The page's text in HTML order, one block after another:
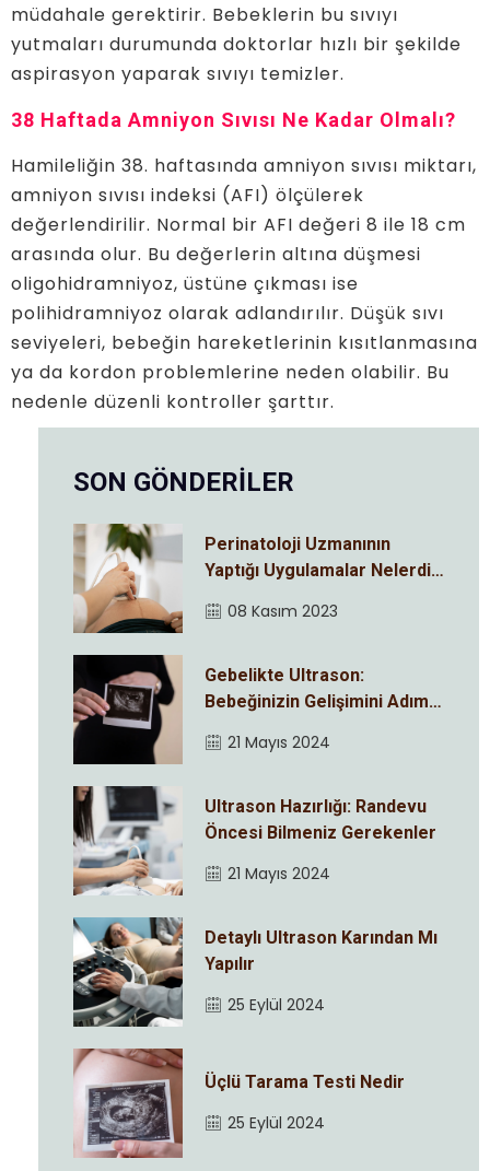
müdahale gerektirir. Bebeklerin bu sıvıyı
yutmaları durumunda doktorlar hızlı bir şekilde
aspirasyon yaparak sıvıyı temizler.
38 Haftada Amniyon Sıvısı Ne Kadar Olmalı?
Hamileliğin 38. haftasında amniyon sıvısı miktarı,
amniyon sıvısı indeksi (AFI) ölçülerek
değerlendirilir. Normal bir AFI değeri 8 ile 18 cm
arasında olur. Bu değerlerin altına düşmesi
oligohidramniyoz, üstüne çıkması ise
polihidramniyoz olarak adlandırılır. Düşük sıvı
seviyeleri, bebeğin hareketlerinin kısıtlanmasına
ya da kordon problemlerine neden olabilir. Bu
nedenle düzenli kontroller şarttır.
SON GÖNDERİLER
Perinatoloji Uzmanının
Yaptığı Uygulamalar Nelerdir
08 Kasım 2023
Gebelikte Ultrason:
Bebeğinizin Gelişimini Adım
21 Mayıs 2024
Ultrason Hazırlığı: Randevu
Öncesi Bilmeniz Gerekenler
21 Mayıs 2024
Detaylı Ultrason Karından Mı
Yapılır
25 Eylül 2024
Üçlü Tarama Testi Nedir
25 Eylül 2024